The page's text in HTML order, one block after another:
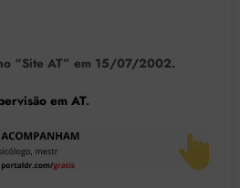
“Site AT” em 15/07/2002.
em AT.